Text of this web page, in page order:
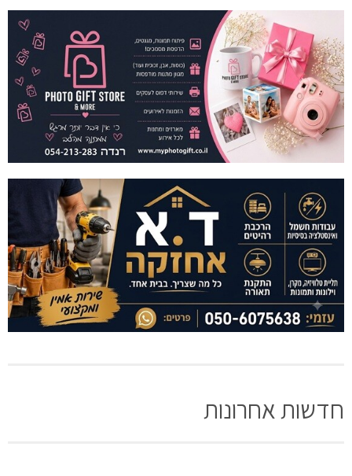
חדשות אחרונות